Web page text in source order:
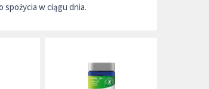
spożycia w ciągu dnia.